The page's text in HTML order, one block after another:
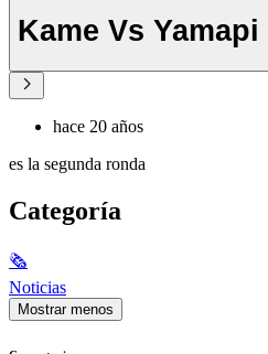
Kame Vs
hace 20 años
es la segunda ronda
Categoría
🗞
Noticias
Mostrar menos